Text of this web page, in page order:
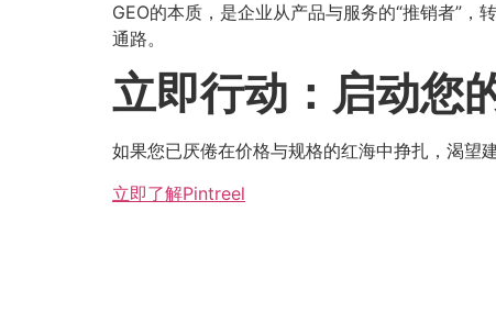
GEO的本质，是企业从产品与服务的“推销者”
通路。
立即行动：启动您
如果您已厌倦在价格与规格的红海中挣扎，渴望
立即了解Pintreel